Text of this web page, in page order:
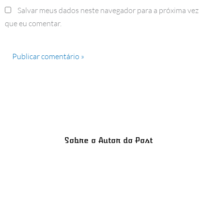
Salvar meus dados neste navegador para a próxima vez
que eu comentar.
Sobre o Autor do Post